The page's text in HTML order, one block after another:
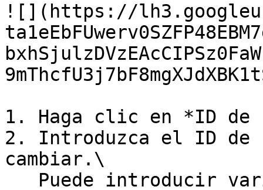
![](https://
1. Haga clic en *ID de
2. Introduzca el ID de
cambiar.\